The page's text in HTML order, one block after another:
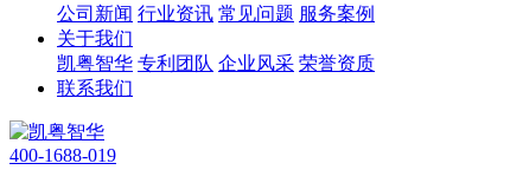
公司新闻 行业资讯 常见问题 服务案例
关于我们
凯粤智华 专利团队 企业风采 荣誉资质
联系我们
400-1688-019